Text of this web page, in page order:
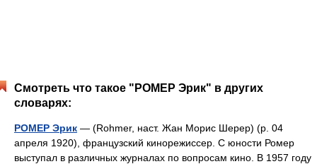
Смотреть что такое "РОМЕР Эрик" в других
словарях:
РОМЕР Эрик — (Rohmer, наст. Жан Морис Шерер) (р. 04
апреля 1920), французский кинорежиссер. С юности Ромер
выступал в различных журналах по вопросам кино. В 1957 году